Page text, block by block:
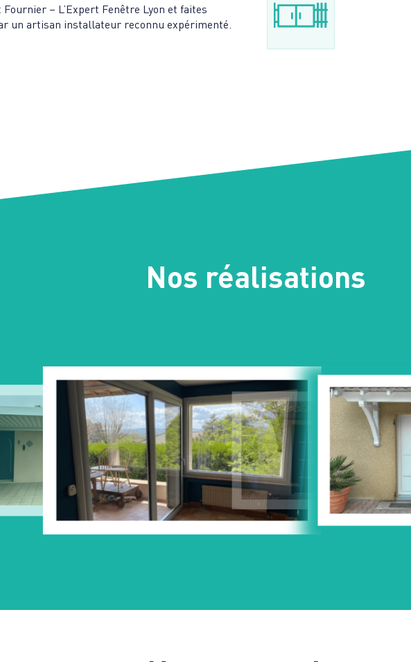
Fournier – L’Expert Fenêtre Lyon et faites
un artisan installateur reconnu expérimenté.
Nos réalisations